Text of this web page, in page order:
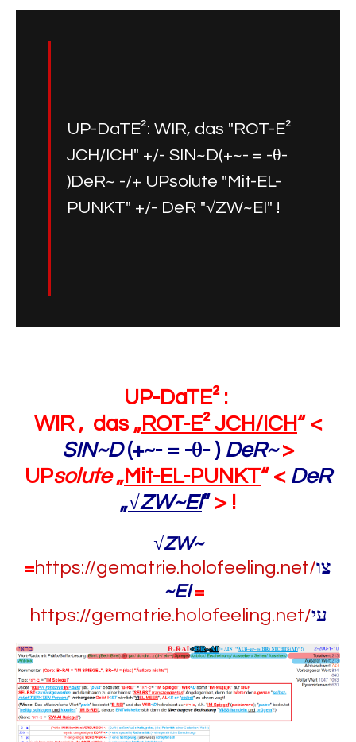
UP-DaTE²: WIR, das "ROT-E²
JCH/ICH" +/- SIN~D(+~- = -θ-
)DeR~ -/+ UPsolute "Mit-EL-
PUNKT" +/- DeR "√ZW~EI" !
UP-DaTE² :
WIR , das „ROT-E² JCH/ICH“ <
SIN~D(+~- = -θ- ) DeR~>
UPsolute„Mit-EL-PUNKT“ < DeR
„√ZW~EI“ > !
√ZW~
=https://gematrie.holofeeling.net/צו
~EI=
https://gematrie.holofeeling.net/עי